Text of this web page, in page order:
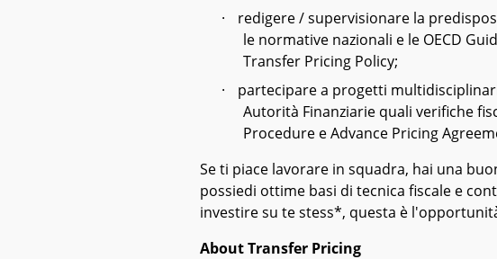
·
redigere / supervisionare la
le normative nazionali e le OECD
Transfer Pricing Policy;
·
partecipare a progetti
Autorità Finanziarie quali verifiche
Procedure e Advance Pricing
Se ti piace lavorare in squadra, hai una
possiedi ottime basi di tecnica fiscale e
investire su te stess*, questa è
About Transfer Pricing